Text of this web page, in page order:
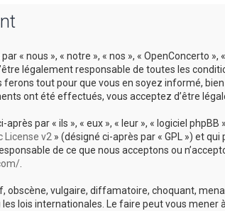
« nous », « notre », « nos », «
légalement responsable de toutes les
tout pour que vous en soyez informé,
ont été effectués, vous acceptez d’être
par « ils », « eux », « leur », « logiciel
License v2 » (désigné ci-après par « GPL ») et
de ce que nous acceptons ou
.
obscène, vulgaire, diffamatoire, choquant,
les lois internationales. Le faire peut vous